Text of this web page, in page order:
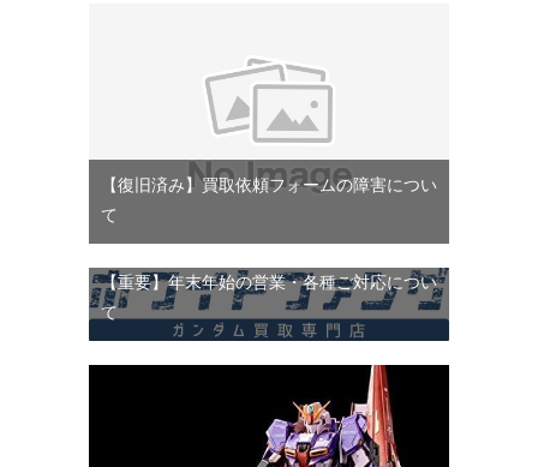
【復旧済み】買取依頼フォームの障害につい
て
【重要】年末年始の営業・各種ご対応につい
て